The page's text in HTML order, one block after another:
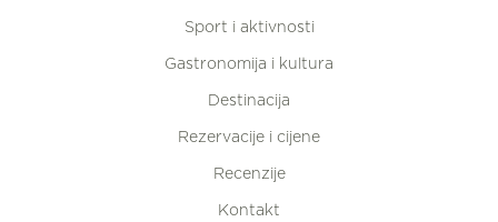
Sport i aktivnosti
Gastronomija i kultura
Destinacija
Rezervacije i cijene
Recenzije
Kontakt